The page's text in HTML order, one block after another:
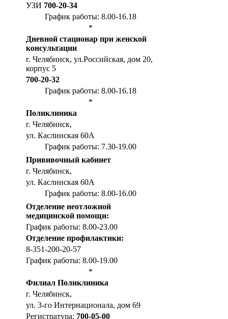
УЗИ 700-20-34
График работы: 8.00-16.18
*
Дневной стационар при женской
консультации
г. Челябинск, ул.Российская, дом 20,
корпус 5
700-20-32
График работы: 8.00-16.18
*
Поликлиника
г. Челябинск,
ул. Каслинская 60А
График работы: 7.30-19.00
Прививочный кабинет
г. Челябинск,
ул. Каслинская 60А
График работы: 8.00-16.00
Отделение неотложной
медицинской помощи:
График работы: 8.00-23.00
Отделение профилактики:
8-351-200-20-57
График работы: 8.00-19.00
*
Филиал Поликлиника
г. Челябинск,
ул. 3-го Интернационала, дом 69
Регистратура: 700-05-00